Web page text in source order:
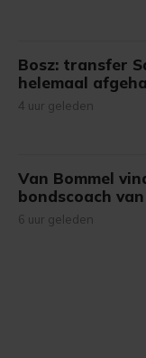
Bosz: transfer
helemaal
4 uur geleden
Van Bommel
bondscoach
6 uur geleden